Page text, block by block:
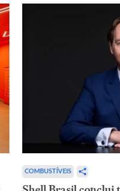
COMBUSTÍVEIS